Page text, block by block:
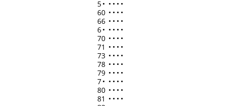
5• • • • •
60 • • • •
66 • • • •
6• • • • •
70 • • • •
71 • • • •
73 • • • •
78 • • • •
79 • • • •
7• • • • •
80 • • • •
81 • • • •